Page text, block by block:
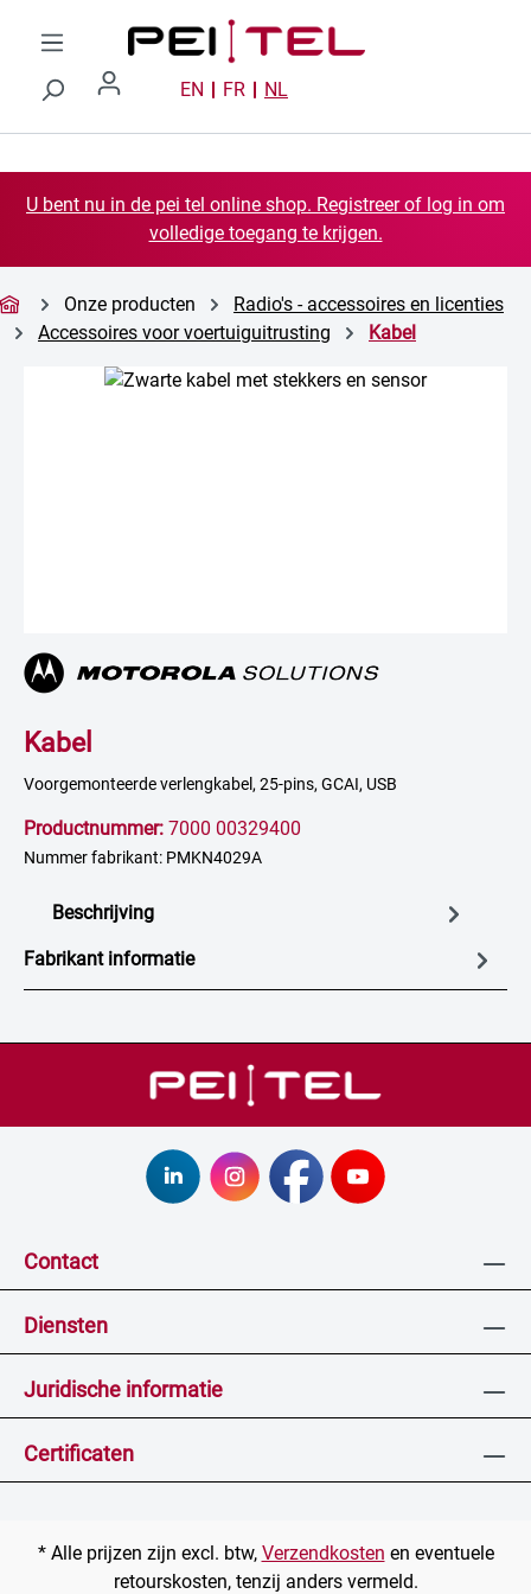
Ga naar de hoofdinhoud
EN FR NL
U bent nu in de pei tel online shop. Registreer of log in om
volledige toegang te krijgen.
Onze producten
Radio's - accessoires en licenties
Accessoires voor voertuiguitrusting
Kabel
Afbeeldingengalerij overslaan
Kabel
Voorgemonteerde verlengkabel, 25-pins, GCAI, USB
Productnummer: 7000 00329400
Nummer fabrikant: PMKN4029A
Beschrijving
Fabrikant informatie
Contact
Diensten
Juridische informatie
Certificaten
* Alle prijzen zijn excl. btw, Verzendkosten en eventuele
retourskosten, tenzij anders vermeld.